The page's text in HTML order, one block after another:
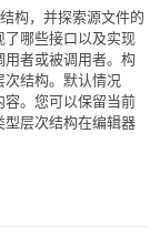
构，并探索源文件的
了哪些接口以及实现
者或被调用者。构
结构。默认情况
。您可以保留当前
层次结构 在编辑器